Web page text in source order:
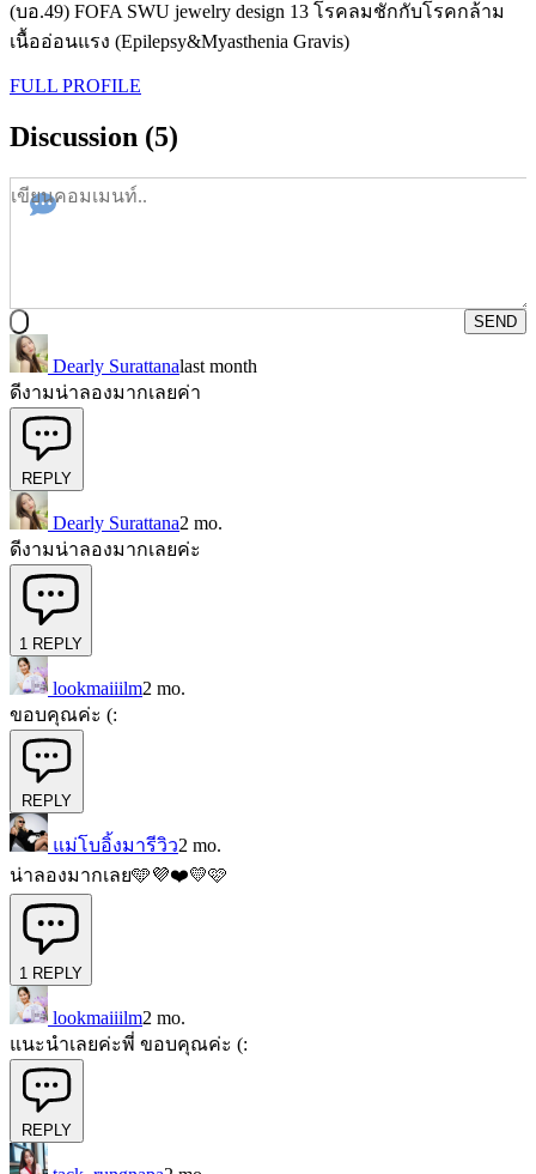
(บอ.49) FOFA SWU jewelry design 13 โรคลมชักกับโรคกล้าม
เนื้ออ่อนแรง (Epilepsy&Myasthenia Gravis)
FULL PROFILE
Discussion (5)
SEND
Dearly Surattanalast month
ดีงามน่าลองมากเลยค่า
REPLY
Dearly Surattana2 mo.
ดีงามน่าลองมากเลยค่ะ
1 REPLY
lookmaiiilm2 mo.
ขอบคุณค่ะ (:
REPLY
แม่โบอิ้งมารีวิว2 mo.
น่าลองมากเลย🩵💜❤️💛🩷
1 REPLY
lookmaiiilm2 mo.
แนะนำเลยค่ะพี่ ขอบคุณค่ะ (:
REPLY